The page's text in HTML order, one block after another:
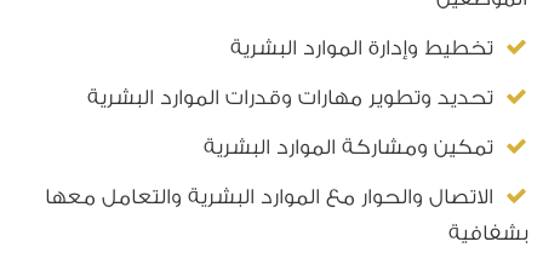
تخطيط وإدارة الموارد البشرية
تحديد وتطوير مهارات وقدرات الموارد البشرية
تمكين ومشاركة الموارد البشرية
الاتصال والحوار مع الموارد البشرية والتعامل معها
بشفافية